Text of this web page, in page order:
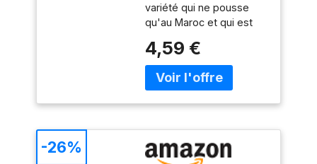
variété qui ne pousse
qu'au Maroc et qui est
des tajines dans le
respect de la tradition. Le
citron confit rentre dans
traditionnels, comme le
tajine d’agneau aux
citrons confits et aux
4,59 €
-26%